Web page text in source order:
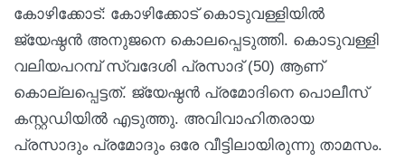
കോഴിക്കോട്: കോഴിക്കോട് കൊടുവള്ളിയില്‍
ജ്യേഷ്ഠന്‍ അനുജനെ കൊലപ്പെടുത്തി. കൊടുവള്ളി
വലിയപറമ്പ് സ്വദേശി പ്രസാദ് (50) ആണ്
കൊല്ലപ്പെട്ടത്. ജ്യേഷ്ഠന്‍ പ്രമോദിനെ പൊലീസ്
കസ്റ്റഡിയില്‍ എടുത്തു. അവിവാഹിതരായ
പ്രസാദും പ്രമോദും ഒരേ വീട്ടിലായിരുന്നു താമസം.